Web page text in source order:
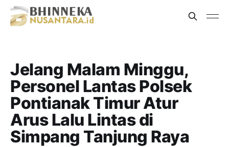
Jelang Malam Minggu,
Personel Lantas Polsek
Pontianak Timur Atur
Arus Lalu Lintas di
Simpang Tanjung Raya